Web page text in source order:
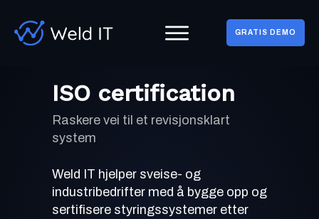
GRATIS DEMO
ISO certification
Raskere vei til et revisjonsklart
system
Weld IT hjelper sveise- og
industribedrifter med å bygge opp og
sertifisere styringssystemer etter